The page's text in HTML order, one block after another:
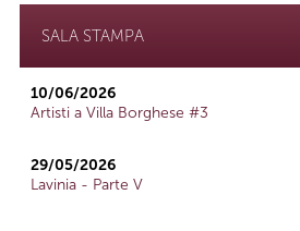
SALA STAMPA
10/06/2026
Artisti a Villa Borghese #3
29/05/2026
Lavinia - Parte V